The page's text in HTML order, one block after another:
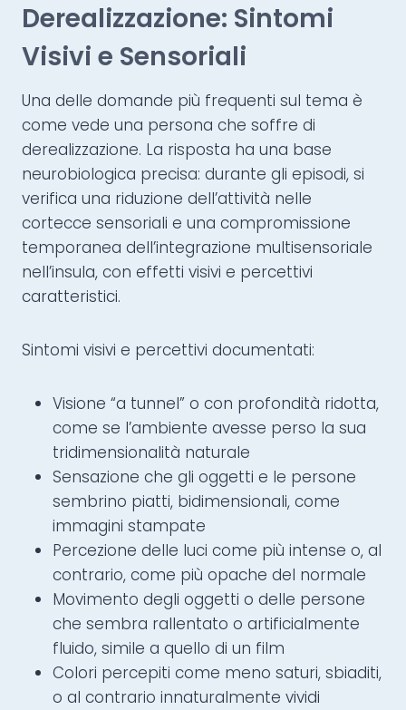
Derealizzazione: Sintomi
Visivi e Sensoriali
Una delle domande più frequenti sul tema è
come vede una persona che soffre di
derealizzazione. La risposta ha una base
neurobiologica precisa: durante gli episodi, si
verifica una riduzione dell’attività nelle
cortecce sensoriali e una compromissione
temporanea dell’integrazione multisensoriale
nell’insula, con effetti visivi e percettivi
caratteristici.
Sintomi visivi e percettivi documentati:
Visione “a tunnel” o con profondità ridotta,
come se l’ambiente avesse perso la sua
tridimensionalità naturale
Sensazione che gli oggetti e le persone
sembrino piatti, bidimensionali, come
immagini stampate
Percezione delle luci come più intense o, al
contrario, come più opache del normale
Movimento degli oggetti o delle persone
che sembra rallentato o artificialmente
fluido, simile a quello di un film
Colori percepiti come meno saturi, sbiaditi,
o al contrario innaturalmente vividi